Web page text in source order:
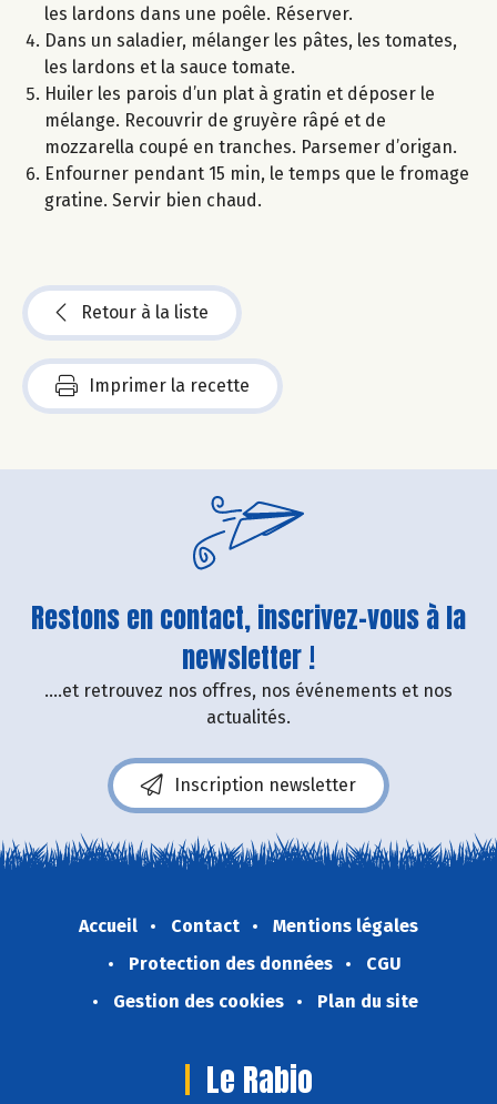
les lardons dans une poêle. Réserver.
Dans un saladier, mélanger les pâtes, les tomates,
les lardons et la sauce tomate.
Huiler les parois d’un plat à gratin et déposer le
mélange. Recouvrir de gruyère râpé et de
mozzarella coupé en tranches. Parsemer d’origan.
Enfourner pendant 15 min, le temps que le fromage
gratine. Servir bien chaud.
Retour à la liste
Imprimer la recette
Restons en contact, inscrivez-vous à la
newsletter !
....et retrouvez nos offres, nos événements et nos
actualités.
Inscription newsletter
Accueil Contact
Mentions légales
Protection des données
CGU
Gestion des cookies
Plan du site
Le Rabio